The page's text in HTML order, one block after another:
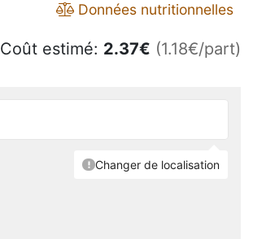
Données nutritionnelles
Coût estimé: 2.37€ (1.18€/part)